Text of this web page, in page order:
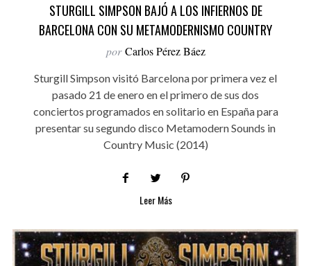
STURGILL SIMPSON BAJÓ A LOS INFIERNOS DE
BARCELONA CON SU METAMODERNISMO COUNTRY
por Carlos Pérez Báez
Sturgill Simpson visitó Barcelona por primera vez el
pasado 21 de enero en el primero de sus dos
conciertos programados en solitario en España para
presentar su segundo disco Metamodern Sounds in
Country Music (2014)
Leer Más